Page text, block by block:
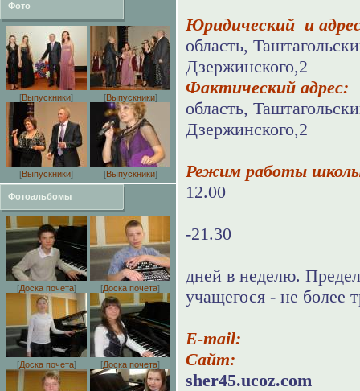
Фото
[Выпускники] [Выпускники]
[Выпускники] [Выпускники]
Фотоальбомы
[Доска почета] [Доска почета]
[Доска почета] [Доска почета]
Юридический и
область,
Дзержинского,2
Фактический
область,
Дзержинского,2
Режим работы
12.00
-21.30
дней в неделю.
учащегося - не более
E-mail:
Сайт:
sher45.ucoz.com